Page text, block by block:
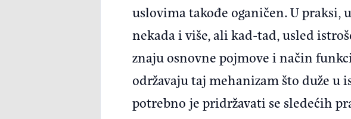
uslovima takođe oganičen. U praksi,
nekada i više, ali kad-tad, usled
znaju osnovne pojmove i način
održavaju taj mehanizam što duže u
potrebno je pridržavati se sledećih